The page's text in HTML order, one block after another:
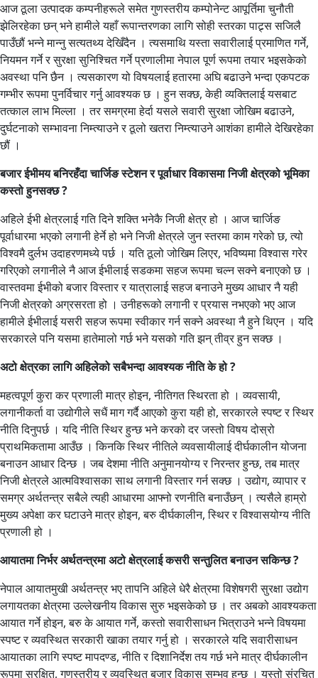
आज ठूला उत्पादक कम्पनीहरूले समेत गुणस्तरीय कम्पोनेन्ट आपूर्तिमा चुनौती
झेलिरहेका छन् भने हामीले यहाँ रूपान्तरणका लागि सोही स्तरका पाट्र्स सजिलै
पाउँछौं भन्ने मान्नु सत्यतथ्य देखिँदैन । त्यसमाथि यस्ता सवारीलाई प्रमाणित गर्ने,
नियमन गर्ने र सुरक्षा सुनिश्चित गर्ने प्रणालीमा नेपाल पूर्ण रूपमा तयार भइसकेको
अवस्था पनि छैन । त्यसकारण यो विषयलाई हतारमा अघि बढाउने भन्दा एकपटक
गम्भीर रूपमा पुनर्विचार गर्नु आवश्यक छ । हुन सक्छ, केही व्यक्तिलाई यसबाट
तत्काल लाभ मिल्ला । तर समग्रमा हेर्दा यसले सवारी सुरक्षा जोखिम बढाउने,
दुर्घटनाको सम्भावना निम्त्याउने र ठूलो खतरा निम्त्याउने आशंका हामीले देखिरहेका
छौं ।
बजार ईभीमय बनिरहँदा चार्जिङ स्टेशन र पूर्वाधार विकासमा निजी क्षेत्रको भूमिका
कस्तो हुनसक्छ ?
अहिले ईभी क्षेत्रलाई गति दिने शक्ति भनेकै निजी क्षेत्र हो । आज चार्जिङ
पूर्वाधारमा भएको लगानी हेर्ने हो भने निजी क्षेत्रले जुन स्तरमा काम गरेको छ, त्यो
विश्वमै दुर्लभ उदाहरणमध्ये पर्छ । यति ठूलो जोखिम लिएर, भविष्यमा विश्वास गरेर
गरिएको लगानीले नै आज ईभीलाई सडकमा सहज रूपमा चल्न सक्ने बनाएको छ ।
वास्तवमा ईभीको बजार विस्तार र यात्रालाई सहज बनाउने मुख्य आधार नै यही
निजी क्षेत्रको अग्रसरता हो । उनीहरूको लगानी र प्रयास नभएको भए आज
हामीले ईभीलाई यसरी सहज रूपमा स्वीकार गर्न सक्ने अवस्था नै हुने थिएन । यदि
सरकारले पनि यसमा हातेमालो गर्छ भने यसको गति झन् तीव्र हुन सक्छ ।
अटो क्षेत्रका लागि अहिलेको सबैभन्दा आवश्यक नीति के हो ?
महत्वपूर्ण कुरा कर प्रणाली मात्र होइन, नीतिगत स्थिरता हो । व्यवसायी,
लगानीकर्ता वा उद्योगीले सधैं माग गर्दै आएको कुरा यही हो, सरकारले स्पष्ट र स्थिर
नीति दिनुपर्छ । यदि नीति स्थिर हुन्छ भने करको दर जस्तो विषय दोस्रो
प्राथमिकतामा आउँछ । किनकि स्थिर नीतिले व्यवसायीलाई दीर्घकालीन योजना
बनाउन आधार दिन्छ । जब देशमा नीति अनुमानयोग्य र निरन्तर हुन्छ, तब मात्र
निजी क्षेत्रले आत्मविश्वासका साथ लगानी विस्तार गर्न सक्छ । उद्योग, व्यापार र
समग्र अर्थतन्त्र सबैले त्यही आधारमा आफ्नो रणनीति बनाउँछन् । त्यसैले हाम्रो
मुख्य अपेक्षा कर घटाउने मात्र होइन, बरु दीर्घकालीन, स्थिर र विश्वासयोग्य नीति
प्रणाली हो ।
आयातमा निर्भर अर्थतन्त्रमा अटो क्षेत्रलाई कसरी सन्तुलित बनाउन सकिन्छ ?
नेपाल आयातमुखी अर्थतन्त्र भए तापनि अहिले धेरै क्षेत्रमा विशेषगरी सुरक्षा उद्योग
लगायतका क्षेत्रमा उल्लेखनीय विकास सुरु भइसकेको छ । तर अबको आवश्यकता
आयात गर्ने होइन, बरु के आयात गर्ने, कस्तो सवारीसाधन भित्राउने भन्ने विषयमा
स्पष्ट र व्यवस्थित सरकारी खाका तयार गर्नु हो । सरकारले यदि सवारीसाधन
आयातका लागि स्पष्ट मापदण्ड, नीति र दिशानिर्देश तय गर्छ भने मात्र दीर्घकालीन
रूपमा सुरक्षित, गुणस्तरीय र व्यवस्थित बजार विकास सम्भव हुन्छ । यस्तो संरचित